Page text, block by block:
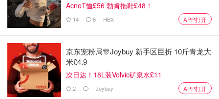
3⃣️马甲线（10分钟）
这个腹肌训练我特地找了一个强度比较低的🤣这是一周前才
开始做的 不过腹部已经开始慢慢有线条了！开始练腹肌最
大的好处就是 晚饭吃太少容易饿 但是做完这个运动之后我
AcneT恤£56 勃肯拖鞋£48！
14 6 HBX APP打开
京东宠粉局🎊Joybuy 新手区巨折 10斤青龙大
米£4.9
次日达！18L装Volvic矿泉水£11
2 Joybuy APP打开